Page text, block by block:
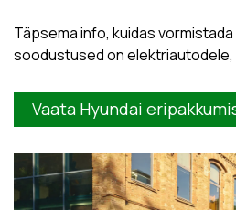
Täpsema info, kuidas
soodustused on elektriautodele,
Vaata Hyundai